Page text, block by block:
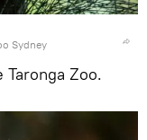
Sydney
Taronga Zoo.